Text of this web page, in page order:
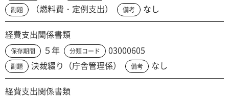
副題 （燃料費・定例支出） 備考 なし
経費支出関係書類
保存期間 ５年 分類コード 03000605
副題 決裁綴り（庁舎管理係） 備考 なし
経費支出関係書類